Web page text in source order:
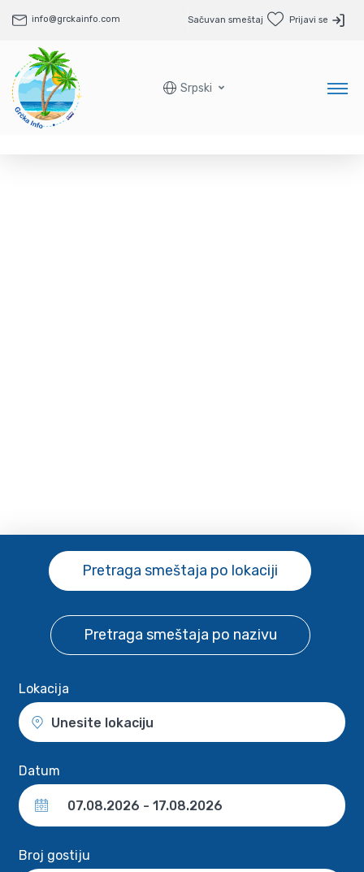
info@grckainfo.com Sačuvan smeštaj Prijavi se
Srpski
Pretraga smeštaja po lokaciji
Pretraga smeštaja po nazivu
Lokacija
Unesite lokaciju
Datum
Broj gostiju